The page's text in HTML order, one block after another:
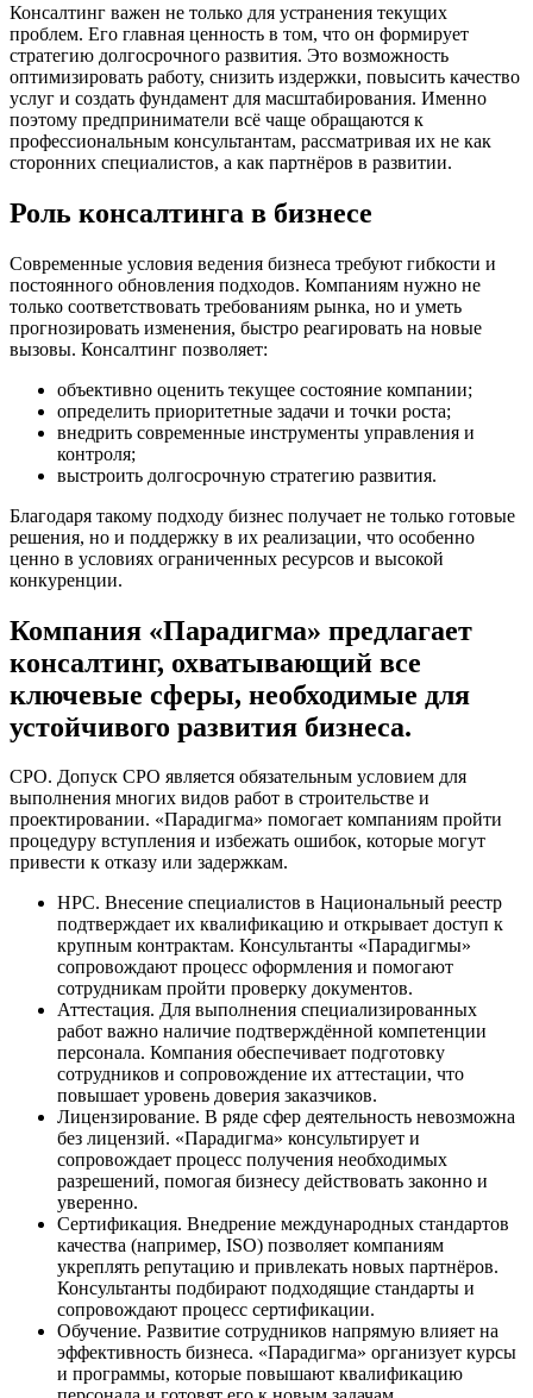
Консалтинг важен не только для устранения текущих
проблем. Его главная ценность в том, что он формирует
стратегию долгосрочного развития. Это возможность
оптимизировать работу, снизить издержки, повысить качество
услуг и создать фундамент для масштабирования. Именно
поэтому предприниматели всё чаще обращаются к
профессиональным консультантам, рассматривая их не как
сторонних специалистов, а как партнёров в развитии.
Роль консалтинга в бизнесе
Современные условия ведения бизнеса требуют гибкости и
постоянного обновления подходов. Компаниям нужно не
только соответствовать требованиям рынка, но и уметь
прогнозировать изменения, быстро реагировать на новые
вызовы. Консалтинг позволяет:
объективно оценить текущее состояние компании;
определить приоритетные задачи и точки роста;
внедрить современные инструменты управления и
контроля;
выстроить долгосрочную стратегию развития.
Благодаря такому подходу бизнес получает не только готовые
решения, но и поддержку в их реализации, что особенно
ценно в условиях ограниченных ресурсов и высокой
конкуренции.
Компания «Парадигма» предлагает
консалтинг, охватывающий все
ключевые сферы, необходимые для
устойчивого развития бизнеса.
СРО. Допуск СРО является обязательным условием для
выполнения многих видов работ в строительстве и
проектировании. «Парадигма» помогает компаниям пройти
процедуру вступления и избежать ошибок, которые могут
привести к отказу или задержкам.
НРС. Внесение специалистов в Национальный реестр
подтверждает их квалификацию и открывает доступ к
крупным контрактам. Консультанты «Парадигмы»
сопровождают процесс оформления и помогают
сотрудникам пройти проверку документов.
Аттестация. Для выполнения специализированных
работ важно наличие подтверждённой компетенции
персонала. Компания обеспечивает подготовку
сотрудников и сопровождение их аттестации, что
повышает уровень доверия заказчиков.
Лицензирование. В ряде сфер деятельность невозможна
без лицензий. «Парадигма» консультирует и
сопровождает процесс получения необходимых
разрешений, помогая бизнесу действовать законно и
уверенно.
Сертификация. Внедрение международных стандартов
качества (например, ISO) позволяет компаниям
укреплять репутацию и привлекать новых партнёров.
Консультанты подбирают подходящие стандарты и
сопровождают процесс сертификации.
Обучение. Развитие сотрудников напрямую влияет на
эффективность бизнеса. «Парадигма» организует курсы
и программы, которые повышают квалификацию